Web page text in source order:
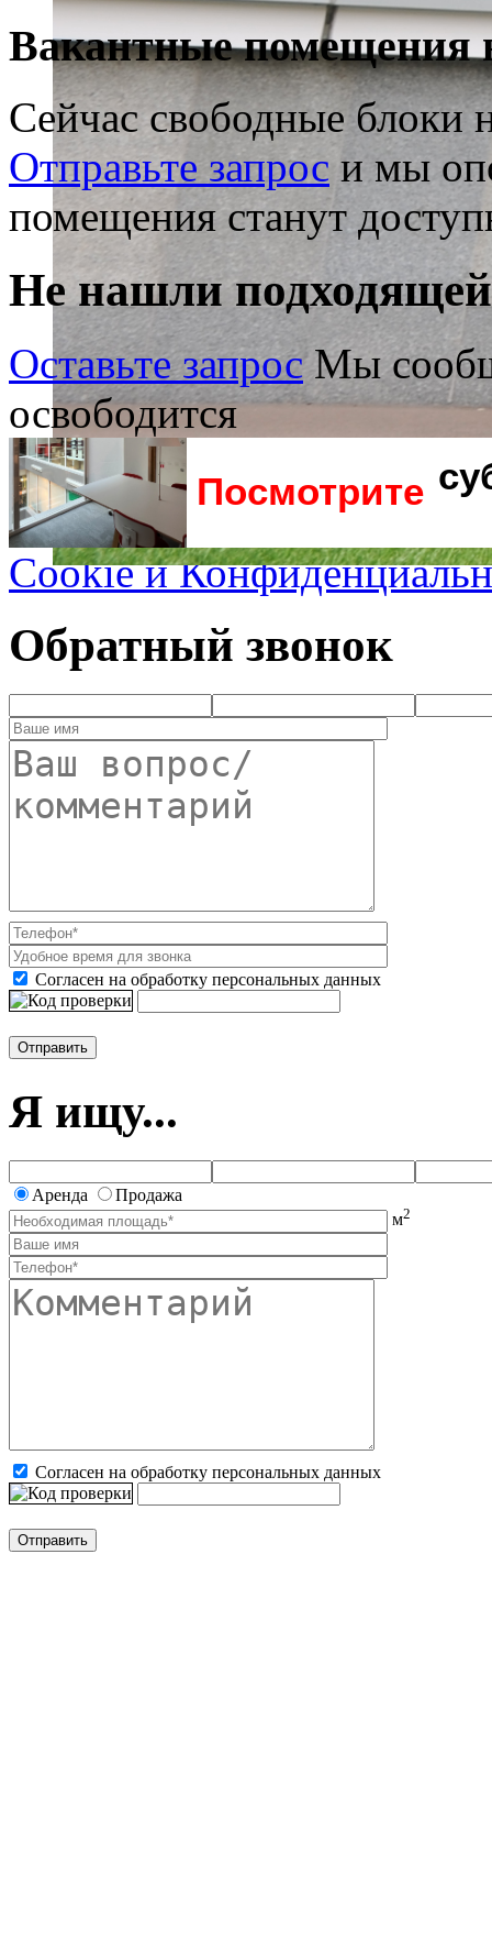
Вакантные помещения
Сейчас свободные блоки
Отправьте запрос и мы
помещения станут
Не нашли
Оставьте запрос Мы
освободится
Cookie и
Обратный звонок
Согласен на обработку персональных данных
Я ищу...
Аренда
Продажа
м2
Согласен на обработку персональных данных